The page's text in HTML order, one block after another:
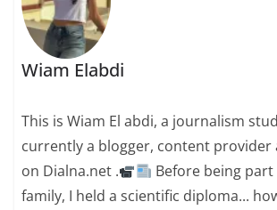
Wiam Elabdi
This is Wiam El abdi, a journalism
currently a blogger, content provider
on Dialna.net .
Before being part
family, I held a scientific diploma...